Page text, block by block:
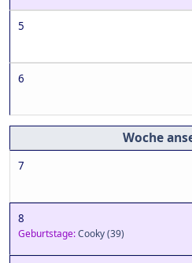
5
6
7
8
Geburtstage:Cooky(39)